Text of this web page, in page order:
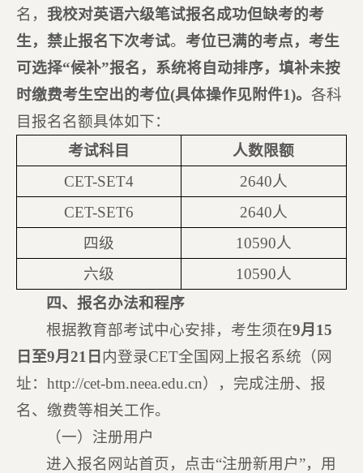
名， 我校对英语六级笔试报名成功但缺考的考
生，禁止报名下次考试。 考位已满的考点，考生
可选择“候补”报名，系统将自动排序，填补未按
时缴费考生空出的考位(具体操作见附件1)。 各科
目报名名额具体如下：
考试科目
人数限额
CET-SET4
2640人
CET-SET6
2640人
四级
10590人
六级
10590人
四、报名办法和程序
根据教育部考试中心安排，考生须在9月 15
日至9月 21 日 内登录CET全国网上报名系统（网
址：http://cet-bm.neea.edu.cn），完成注册、报
名、缴费等相关工作。
（一）注册用户
进入报名网站首页，点击“注册新用户”，用